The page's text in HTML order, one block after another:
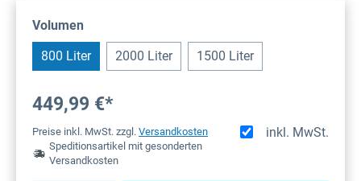
Volumen
800 Liter 2000 Liter 1500 Liter
449,99 €*
inkl. MwSt.
Preise inkl. MwSt. zzgl. Versandkosten
Speditionsartikel mit gesonderten
Versandkosten